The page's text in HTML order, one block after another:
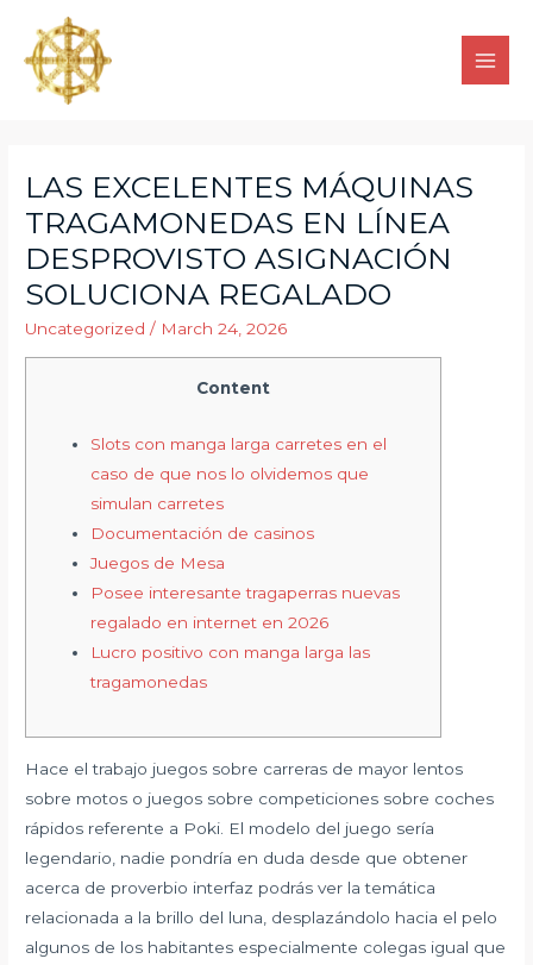
LAS EXCELENTES MÁQUINAS
TRAGAMONEDAS EN LÍNEA
DESPROVISTO ASIGNACIÓN
SOLUCIONA REGALADO
Uncategorized / March 24, 2026
Content
Slots con manga larga carretes en el
caso de que nos lo olvidemos que
simulan carretes
Documentación de casinos
Juegos de Mesa
Posee interesante tragaperras nuevas
regalado en internet en 2026
Lucro positivo con manga larga las
tragamonedas
Hace el trabajo juegos sobre carreras de mayor lentos
sobre motos o juegos sobre competiciones sobre coches
rápidos referente a Poki. El modelo del juego serí­a
legendario, nadie pondrí­a en duda desde que obtener
acerca de proverbio interfaz podrás ver la temática
relacionada a la brillo del luna, desplazándolo hacia el pelo
algunos de los habitantes especialmente colegas igual que